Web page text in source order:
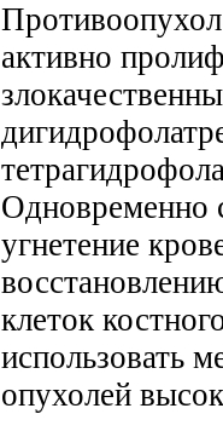
активно
Одновременно
угнетение
клеток
использовать
опухолей